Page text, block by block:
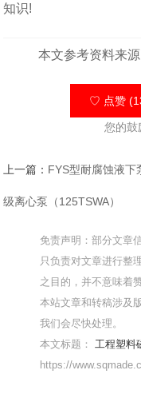
知识!
本文参考资料来源
♡ 点赞
您的鼓
上一篇： FYS型耐腐蚀液下
级离心泵（125TSWA）
免责声明：部分文章
只负责对文章进行整
之目的，并不意味着
本站文章和转稿涉及
我们会尽快处理。
本文标题： 工程塑料
https://